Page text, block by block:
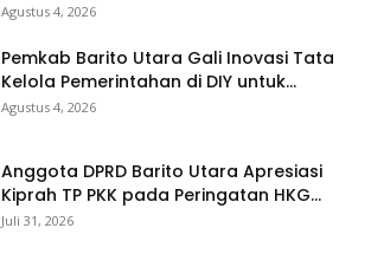
Agustus 4, 2026
Pemkab Barito Utara Gali Inovasi Tata
Kelola Pemerintahan di DIY untuk...
Agustus 4, 2026
Anggota DPRD Barito Utara Apresiasi
Kiprah TP PKK pada Peringatan HKG...
Juli 31, 2026